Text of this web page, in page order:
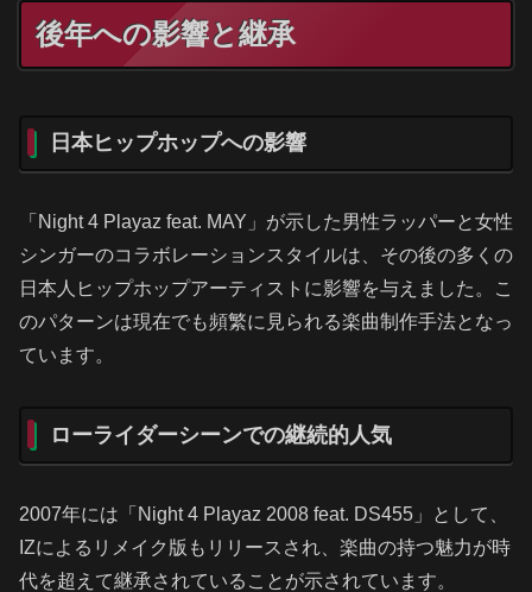
後年への影響と継承
日本ヒップホップへの影響
「Night 4 Playaz feat. MAY」が示した男性ラッパーと女性
シンガーのコラボレーションスタイルは、その後の多くの
日本人ヒップホップアーティストに影響を与えました。こ
のパターンは現在でも頻繁に見られる楽曲制作手法となっ
ています。
ローライダーシーンでの継続的人気
2007年には「Night 4 Playaz 2008 feat. DS455」として、
IZによるリメイク版もリリースされ、楽曲の持つ魅力が時
代を超えて継承されていることが示されています。